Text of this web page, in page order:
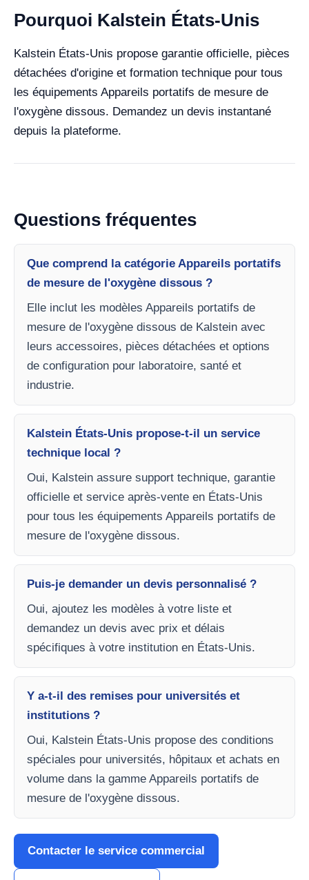
Pourquoi Kalstein États-Unis
Kalstein États-Unis propose garantie officielle, pièces
détachées d'origine et formation technique pour tous
les équipements Appareils portatifs de mesure de
l'oxygène dissous. Demandez un devis instantané
depuis la plateforme.
Questions fréquentes
Que comprend la catégorie Appareils portatifs
de mesure de l'oxygène dissous ?
Elle inclut les modèles Appareils portatifs de
mesure de l'oxygène dissous de Kalstein avec
leurs accessoires, pièces détachées et options
de configuration pour laboratoire, santé et
industrie.
Kalstein États-Unis propose-t-il un service
technique local ?
Oui, Kalstein assure support technique, garantie
officielle et service après-vente en États-Unis
pour tous les équipements Appareils portatifs de
mesure de l'oxygène dissous.
Puis-je demander un devis personnalisé ?
Oui, ajoutez les modèles à votre liste et
demandez un devis avec prix et délais
spécifiques à votre institution en États-Unis.
Y a-t-il des remises pour universités et
institutions ?
Oui, Kalstein États-Unis propose des conditions
spéciales pour universités, hôpitaux et achats en
volume dans la gamme Appareils portatifs de
mesure de l'oxygène dissous.
Contacter le service commercial